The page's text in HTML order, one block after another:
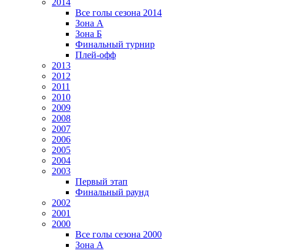
2014
Все голы сезона 2014
Зона А
Зона Б
Финальный турнир
Плей-офф
2013
2012
2011
2010
2009
2008
2007
2006
2005
2004
2003
Первый этап
Финальный раунд
2002
2001
2000
Все голы сезона 2000
Зона А